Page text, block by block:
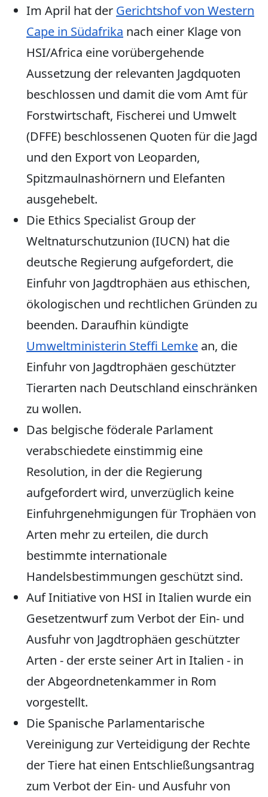
Im April hat der Gerichtshof von Western
Cape in Südafrika nach einer Klage von
HSI/Africa eine vorübergehende
Aussetzung der relevanten Jagdquoten
beschlossen und damit die vom Amt für
Forstwirtschaft, Fischerei und Umwelt
(DFFE) beschlossenen Quoten für die Jagd
und den Export von Leoparden,
Spitzmaulnashörnern und Elefanten
ausgehebelt.
Die Ethics Specialist Group der
Weltnaturschutzunion (IUCN) hat die
deutsche Regierung aufgefordert, die
Einfuhr von Jagdtrophäen aus ethischen,
ökologischen und rechtlichen Gründen zu
beenden. Daraufhin kündigte
Umweltministerin Steffi Lemke an, die
Einfuhr von Jagdtrophäen geschützter
Tierarten nach Deutschland einschränken
zu wollen.
Das belgische föderale Parlament
verabschiedete einstimmig eine
Resolution, in der die Regierung
aufgefordert wird, unverzüglich keine
Einfuhrgenehmigungen für Trophäen von
Arten mehr zu erteilen, die durch
bestimmte internationale
Handelsbestimmungen geschützt sind.
Auf Initiative von HSI in Italien wurde ein
Gesetzentwurf zum Verbot der Ein- und
Ausfuhr von Jagdtrophäen geschützter
Arten - der erste seiner Art in Italien - in
der Abgeordnetenkammer in Rom
vorgestellt.
Die Spanische Parlamentarische
Vereinigung zur Verteidigung der Rechte
der Tiere hat einen Entschließungsantrag
zum Verbot der Ein- und Ausfuhr von